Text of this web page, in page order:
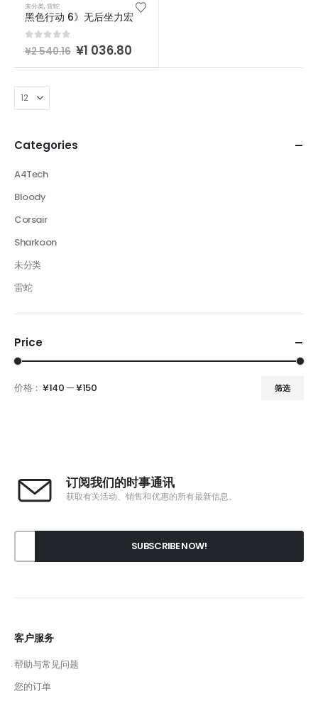
未分类,雷蛇
黑色行动 6》无后坐力宏
out of 5
¥2 540.16 ¥1 036.80
Categories
A4Tech
Bloody
Corsair
Sharkoon
未分类
雷蛇
Price
筛选
价格：¥140 —¥150
订阅我们的时事通讯
获取有关活动、销售和优惠的所有最新信息。
客户服务
帮助与常见问题
您的订单